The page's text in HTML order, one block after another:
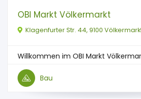
OBI Markt Völkermarkt
Klagenfurter Str. 44, 9100
Willkommen im OBI Markt
Bau